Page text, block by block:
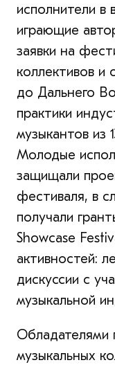
исполнители в
играющие
заявки на
коллективов и
до Дальнего
практики
музыкантов из
Молодые
защищали
фестиваля, в
получали
Showcase
активностей:
дискуссии с
музыкальной
Обладателями
музыкальных